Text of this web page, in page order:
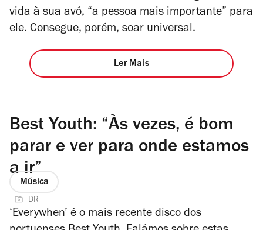
vida à sua avó, “a pessoa mais importante” para
ele. Consegue, porém, soar universal.
Ler Mais
Best Youth: “Às vezes, é bom
parar e ver para onde estamos
a ir”
Música
DR
‘Everywhen’ é o mais recente disco dos